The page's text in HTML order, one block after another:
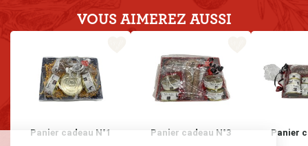
VOUS AIMEREZAUSSI
Panier cadeau N°1 Panier cadeau N°3 Panier